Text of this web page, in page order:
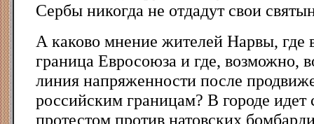
Сербы никогда не отдадут свои
А каково мнение жителей Нарвы, где
граница Евросоюза и где, возможно,
линия напряженности после
российским границам? В городе идет
протестом против натовских